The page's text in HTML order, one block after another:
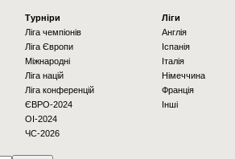
Турніри
Ліга чемпіонів
Ліга Європи
Міжнародні
Ліга націй
Ліга конференцій
ЄВРО-2024
OI-2024
ЧС-2026
Ліги
Англія
Іспанія
Італія
Німеччина
Франція
Інші